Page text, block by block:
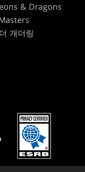
& Dragons
개더링